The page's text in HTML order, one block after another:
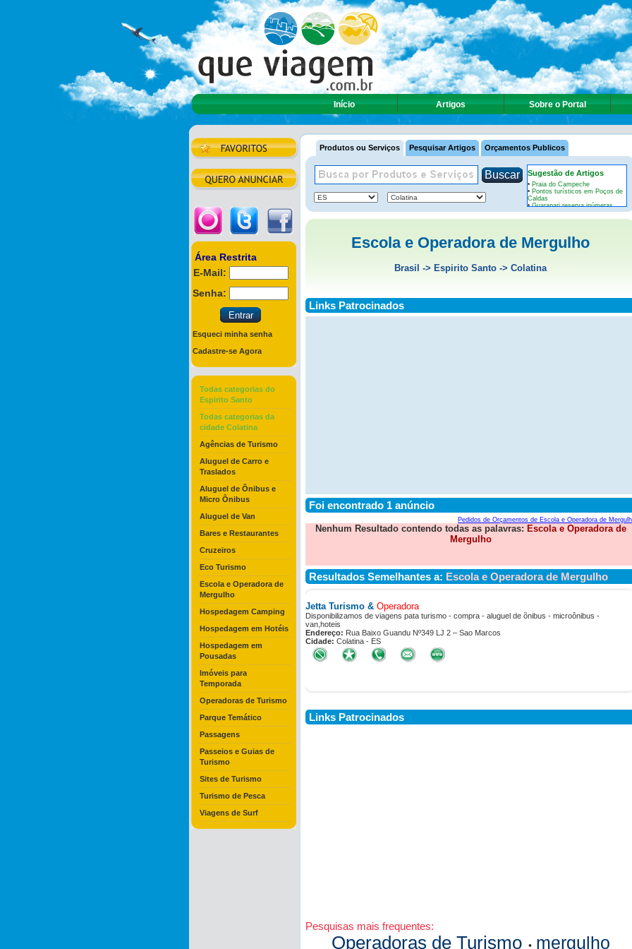
Início Artigos Sobre o Portal
Área Restrita
E-Mail:
Senha:
Esqueci minha senha
Cadastre-se Agora
Todas categorias do
Espirito Santo
Todas categorias da
cidade Colatina
Agências de Turismo
Aluguel de Carro e
Traslados
Aluguel de Ônibus e
Micro Ônibus
Aluguel de Van
Bares e Restaurantes
Cruzeiros
Eco Turismo
Escola e Operadora de
Mergulho
Hospedagem Camping
Hospedagem em Hotéis
Hospedagem em
Pousadas
Imóveis para
Temporada
Operadoras de Turismo
Parque Temático
Passagens
Passeios e Guias de
Turismo
Sites de Turismo
Turismo de Pesca
Viagens de Surf
Produtos ou Serviços Pesquisar Artigos Orçamentos Publicos
Sugestão de Artigos
• Praia do Campeche
• Pontos turísticos em Poços de
Caldas
•Guarapari reserva inúmeras
belezas em seu litoral
Escola e Operadora de Mergulho
Brasil -> Espirito Santo -> Colatina
Links Patrocinados
Foi encontrado 1 anúncio
Pedidos de Orçamentos de Escola e Operadora de
Nenhum Resultado contendo todas as palavras: Escola e Operadora de
Mergulho
Resultados Semelhantes a: Escola e Operadora de Mergulho
Jetta Turismo & Operadora
Disponibilizamos de viagens pata turismo - compra - aluguel de õnibus - microônibus -
van,hoteis
Endereço: Rua Baixo Guandu Nº349 LJ 2 – Sao Marcos
Cidade: Colatina - ES
Links Patrocinados
Pesquisas mais frequentes:
Operadoras de Turismo • mergulho